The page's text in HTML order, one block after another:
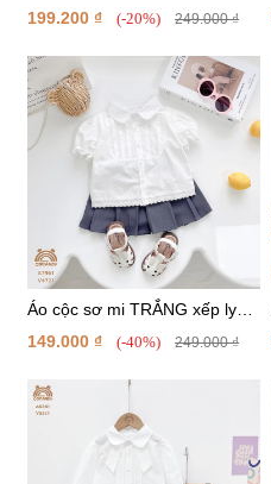
tay búp sen
199.200 ₫ (-20%) 249.000 ₫
Áo cộc sơ mi TRẮNG xếp ly
ngực
149.000 ₫ (-40%) 249.000 ₫